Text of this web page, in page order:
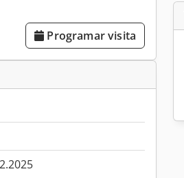
Programar visita